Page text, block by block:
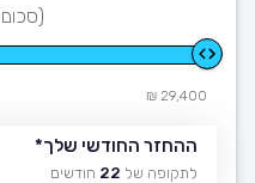
29,400 ₪
ההחזר החודשי שלך*
לתקופה של 22 חודשים